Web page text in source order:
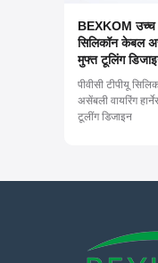
BEXKOM उच्च
सिलिकॉन केबल
मुफ्त टूलिंग
पीवीसी टीपीयू
असेंबली वायरिंग
टूलींग डिजाइन